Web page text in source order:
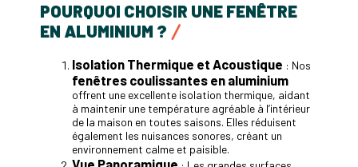
POURQUOI CHOISIR UNE FENÊTRE
EN ALUMINIUM ?
Isolation Thermique et Acoustique : Nos
fenêtres coulissantes en aluminium
offrent une excellente isolation thermique, aidant
à maintenir une température agréable à l’intérieur
de la maison en toutes saisons. Elles réduisent
également les nuisances sonores, créant un
environnement calme et paisible.
Vue Panoramique